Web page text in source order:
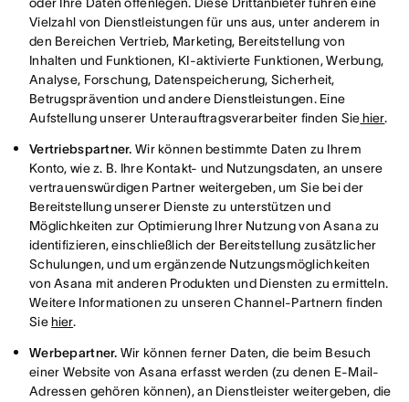
Vielzahl von Dienstleistungen für uns aus, unter anderem in
den Bereichen Vertrieb, Marketing, Bereitstellung von
Inhalten und Funktionen, KI-aktivierte Funktionen, Werbung,
Analyse, Forschung, Datenspeicherung, Sicherheit,
Betrugsprävention und andere Dienstleistungen. Eine
Aufstellung unserer Unterauftragsverarbeiter finden Siehier.
Vertriebspartner.Wir können bestimmte Daten zu Ihrem
Konto, wie z. B. Ihre Kontakt- und Nutzungsdaten, an unsere
vertrauenswürdigen Partner weitergeben, um Sie bei der
Bereitstellung unserer Dienste zu unterstützen und
Möglichkeiten zur Optimierung Ihrer Nutzung von Asana zu
identifizieren, einschließlich der Bereitstellung zusätzlicher
Schulungen, und um ergänzende Nutzungsmöglichkeiten
von Asana mit anderen Produkten und Diensten zu ermitteln.
Weitere Informationen zu unseren Channel-Partnern finden
Siehier.
Werbepartner. Wir können ferner Daten, die beim Besuch
einer Website von Asana erfasst werden (zu denen E-Mail-
Adressen gehören können), an Dienstleister weitergeben, die